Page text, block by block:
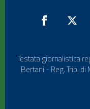
Testata giornalistica
Bertani - Reg. Trib.